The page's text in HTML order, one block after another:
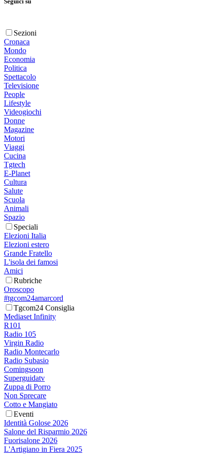
Sezioni
Cronaca
Mondo
Economia
Politica
Spettacolo
Televisione
People
Lifestyle
Videogiochi
Donne
Magazine
Motori
Viaggi
Cucina
Tgtech
E-Planet
Cultura
Salute
Scuola
Animali
Spazio
Speciali
Elezioni Italia
Elezioni estero
Grande Fratello
L'isola dei famosi
Amici
Rubriche
Oroscopo
#tgcom24amarcord
Tgcom24 Consiglia
Mediaset Infinity
R101
Radio 105
Virgin Radio
Radio Montecarlo
Radio Subasio
Comingsoon
Superguidatv
Zuppa di Porro
Non Sprecare
Cotto e Mangiato
Eventi
Identità Golose 2026
Salone del Risparmio 2026
Fuorisalone 2026
L'Artigiano in Fiera 2025